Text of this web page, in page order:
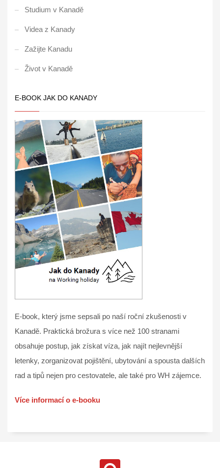
Studium v Kanadě
Videa z Kanady
Zažijte Kanadu
Život v Kanadě
E-BOOK JAK DO KANADY
E-book, který jsme sepsali po naší roční zkušenosti v
Kanadě. Praktická brožura s více než 100 stranami
obsahuje postup, jak získat víza, jak najít nejlevnější
letenky, zorganizovat pojištění, ubytování a spousta dalších
rad a tipů nejen pro cestovatele, ale také pro WH zájemce.
Více informací o e-booku